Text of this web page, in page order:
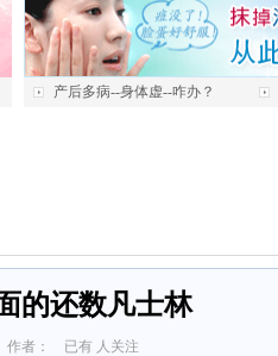
产后多病--身体虚--咋办？
的还数凡士林
作者： 已有 人关注